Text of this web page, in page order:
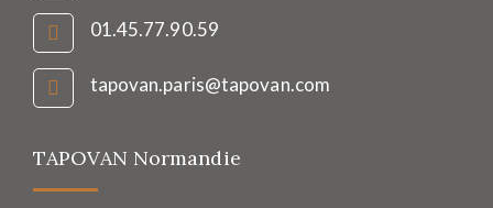
01.45.77.90.59
tapovan.paris@tapovan.com
TAPOVAN Normandie